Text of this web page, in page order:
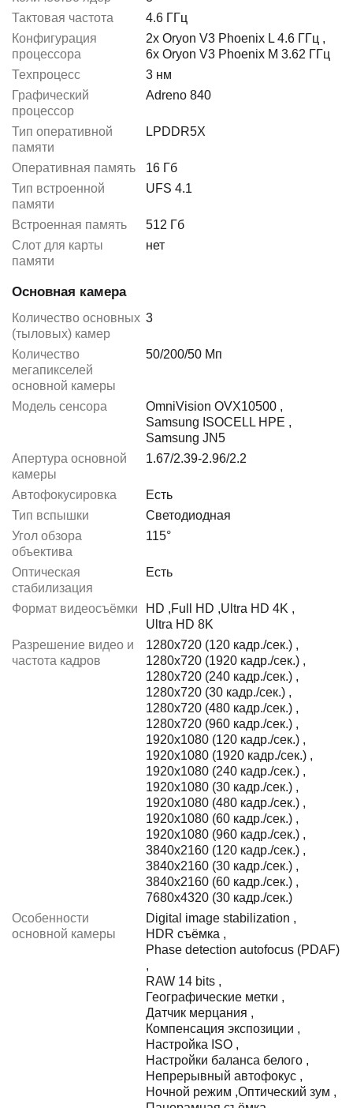
Тактовая частота
4.6 ГГц
Конфигурация
процессора
2x Oryon V3 Phoenix L 4.6 ГГц ,
6x Oryon V3 Phoenix M 3.62 ГГц
Техпроцесс
3 нм
Графический
процессор
Adreno 840
Тип оперативной
памяти
LPDDR5X
Оперативная память
16 Гб
Тип встроенной
памяти
UFS 4.1
Встроенная память
512 Гб
Слот для карты
памяти
нет
Основная камера
Количество основных
(тыловых) камер
3
Количество
мегапикселей
основной камеры
50/200/50 Мп
Модель сенсора OmniVision OVX10500 ,
Samsung ISOCELL HPE ,
Samsung JN5
Апертура основной
камеры
1.67/2.39-2.96/2.2
Автофокусировка
Есть
Тип вспышки
Светодиодная
Угол обзора
объектива
115°
Оптическая
стабилизация
Есть
Формат видеосъёмки HD ,Full HD ,Ultra HD 4K ,
Ultra HD 8K
Разрешение видео и
частота кадров
1280x720 (120 кадр./сек.) ,
1280x720 (1920 кадр./сек.) ,
1280x720 (240 кадр./сек.) ,
1280x720 (30 кадр./сек.) ,
1280x720 (480 кадр./сек.) ,
1280x720 (960 кадр./сек.) ,
1920x1080 (120 кадр./сек.) ,
1920x1080 (1920 кадр./сек.) ,
1920x1080 (240 кадр./сек.) ,
1920x1080 (30 кадр./сек.) ,
1920x1080 (480 кадр./сек.) ,
1920x1080 (60 кадр./сек.) ,
1920x1080 (960 кадр./сек.) ,
3840x2160 (120 кадр./сек.) ,
3840x2160 (30 кадр./сек.) ,
3840x2160 (60 кадр./сек.) ,
7680x4320 (30 кадр./сек.)
Особенности
основной камеры
Digital image stabilization ,
HDR съёмка ,
Phase detection autofocus (PDAF)
,
RAW 14 bits ,
Географические метки ,
Датчик мерцания ,
Компенсация экспозиции ,
Настройка ISO ,
Настройки баланса белого ,
Непрерывный автофокус ,
Ночной режим ,Оптический зум ,